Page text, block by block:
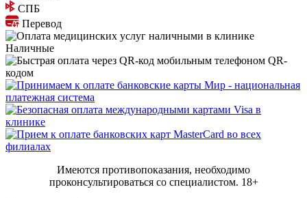
СПБ
Перевод
Наличные
QR-
кодом
Имеются противопоказания, необходимо
проконсультироваться со специалистом. 18+